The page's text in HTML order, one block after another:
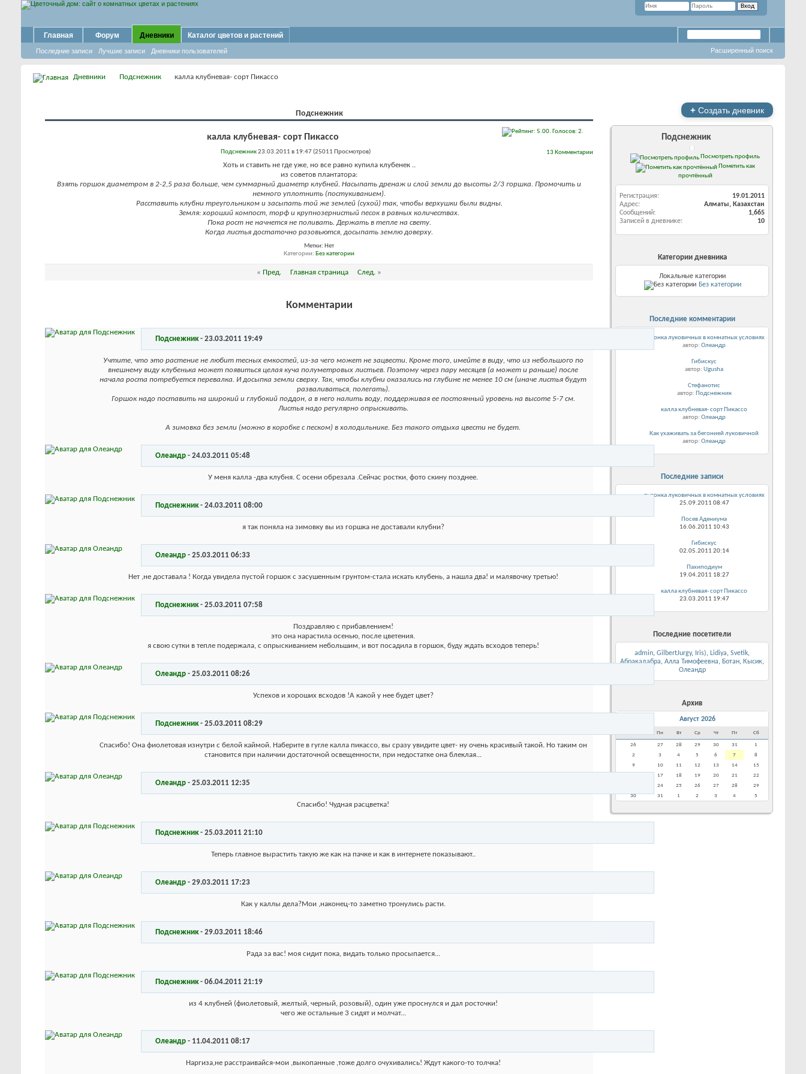
Главная Форум Дневники
Последние записи Лучшие записи Дневники пользователей
Каталог цветов и растений
Расширенный поиск
Дневники Подснежник калла клубневая- сорт Пикассо
Подснежник
калла клубневая- сорт Пикассо
13 Комментарии
Подснежник23.03.2011 в 19:47 (25011 Просмотров)
Хоть и ставить не где уже, но все равно купила клубенек ..
из советов плантатора:
Взять горшок диаметром в 2-2,5 раза больше, чем суммарный диаметр клубней. Насыпать дренаж и слой земли до высоты 2/3 горшка. Промочить и
немного уплотнить (постукиванием).
Расставить клубни треугольником и засыпать той же землей (сухой) так, чтобы верхушки были видны.
Земля: хороший компост, торф и крупнозернистый песок в равных количествах.
Пока рост не начнется не поливать. Держать в тепле на свету.
Когда листья достаточно разовьются, досыпать землю доверху.
Метки: Нет
Категории Без категории
« Пред. Главная страница След. »
Комментарии
Подснежник- 23.03.2011 19:49
Учтите, что это растение не любит тесных емкостей, из-за чего может не зацвести. Кроме того, имейте в виду, что из небольшого по
внешнему виду клубенька может появиться целая куча полуметровых листьев. Поэтому через пару месяцев (а может и раньше) после
начала роста потребуется перевалка. И досыпка земли сверху. Так, чтобы клубни оказались на глубине не менее 10 см (иначе листья будут
разваливаться, полегать).
Горшок надо поставить на широкий и глубокий поддон, а в него налить воду, поддерживая ее постоянный уровень на высоте 5-7 см.
Листья надо регулярно опрыскивать.
А зимовка без земли (можно в коробке с песком) в холодильнике. Без такого отдыха цвести не будет.
Олеандр - 24.03.2011 05:48
У меня калла -два клубня. С осени обрезала .Сейчас ростки, фото скину позднее.
Подснежник- 24.03.2011 08:00
я так поняла на зимовку вы из горшка не доставали клубни?
Олеандр - 25.03.2011 06:33
Нет ,не доставала ! Когда увидела пустой горшок с засушенным грунтом-стала искать клубень, а нашла два! и малявочку третью!
Подснежник- 25.03.2011 07:58
Поздравляю с прибавлением!
это она нарастила осенью, после цветения.
я свою сутки в тепле подержала, с опрыскиванием небольшим, и вот посадила в горшок, буду ждать всходов теперь!
Олеандр - 25.03.2011 08:26
Успехов и хороших всходов !А какой у нее будет цвет?
Подснежник- 25.03.2011 08:29
Спасибо! Она фиолетовая изнутри с белой каймой. Наберите в гугле калла пикассо, вы сразу увидите цвет- ну очень красивый такой. Но таким он
становится при наличии достаточной освещенности, при недостатке она блеклая...
Олеандр - 25.03.2011 12:35
Спасибо! Чудная расцветка!
Подснежник- 25.03.2011 21:10
Теперь главное вырастить такую же как на пачке и как в интернете показывают..
Олеандр - 29.03.2011 17:23
Как у каллы дела?Мои ,наконец-то заметно тронулись расти.
Подснежник- 29.03.2011 18:46
Рада за вас! моя сидит пока, видать только просыпается...
Подснежник- 06.04.2011 21:19
из 4 клубней (фиолетовый, желтый, черный, розовый), один уже проснулся и дал росточки!
чего же остальные 3 сидят и молчат...
Олеандр - 11.04.2011 08:17
Наргиза,не расстраивайся-мои ,выкопанные ,тоже долго очухивались! Ждут какого-то толчка!
+ Создать дневник
Подснежник
Посмотреть профиль
Пометить как
прочтённый
Регистрация
19.01.2011
Адрес
Алматы, Казахстан
Сообщений
1,665
Записей в дневнике
10
Категории дневника
Локальные категории
Без категории
Последние комментарии
выгонка луковичных в комнатных условиях
автор: Олеандр
Гибискус
автор: Ugusha
Стефанотис
автор: Подснежник
калла клубневая- сорт Пикассо
автор: Олеандр
Как ухаживать за бегонией луковичной
автор: Олеандр
Последние записи
выгонка луковичных в комнатных условиях
25.09.2011 08:47
Посев Адениума
16.06.2011 10:43
Гибискус
02.05.2011 20:14
Пахиподиум
19.04.2011 18:27
калла клубневая- сорт Пикассо
23.03.2011 19:47
Последние посетители
admin, GilbertJurgy, Iris), Lidiya, Svetik,
Абракадабра, Алла Тимофеевна, Ботан, Кысик,
Олеандр
Архив
Август 2026
Пн Вт Ср Чт Пт Сб
26 27 28 29 30 31
1
2
3 4 5 6 7
8
9
10 11 12 13 14
15
17 18 19 20 21
22
24 25 26 27 28
29
30
31 1 2 3 4 5